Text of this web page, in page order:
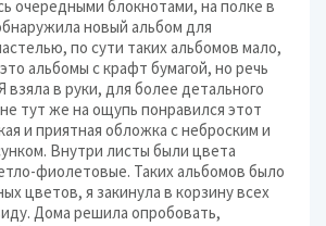
очередными блокнотами, на полке в
новый альбом для
по сути таких альбомов мало,
альбомы с крафт бумагой, но речь
взяла в руки, для более детального
тут же на ощупь понравился этот
и приятная обложка с неброским и
Внутри листы были цвета
фиолетовые. Таких альбомов было
цветов, я закинула в корзину всех
Дома решила опробовать,